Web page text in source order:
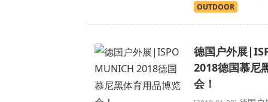
OUTDOOR
德国户外展
2018德国慕尼
会！